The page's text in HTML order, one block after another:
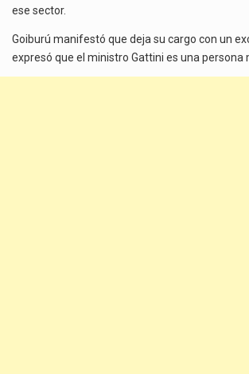
ese sector.
Goiburú manifestó que deja su cargo con un
expresó que el ministro Gattini es una persona